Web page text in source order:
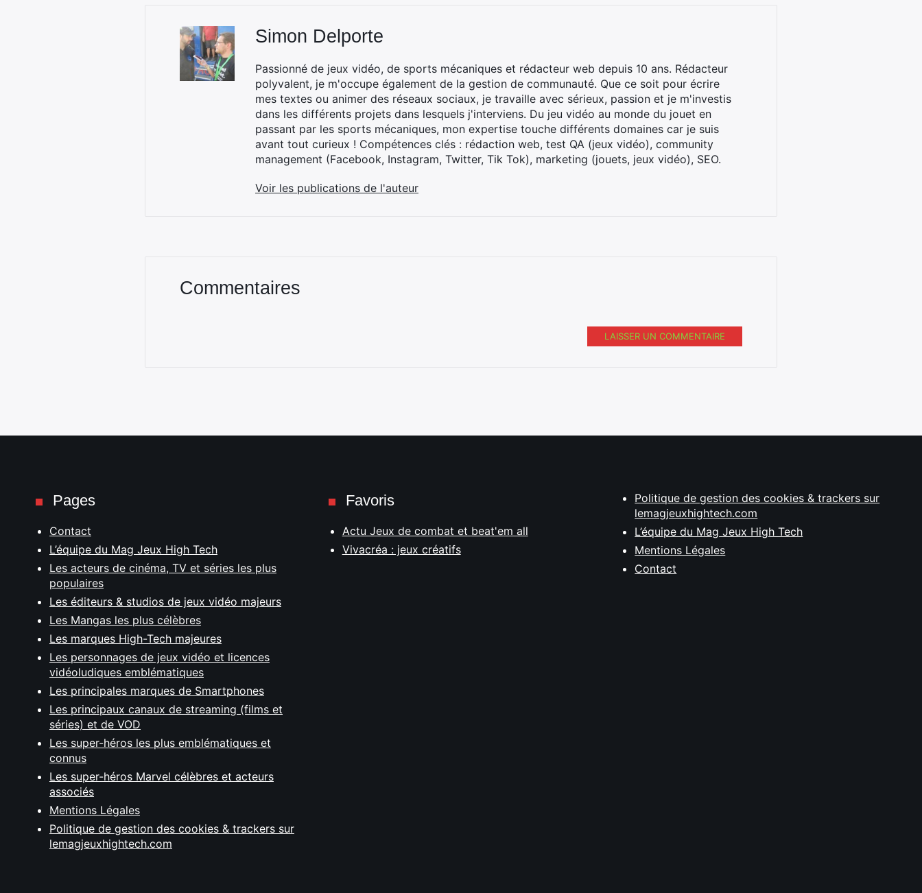
Simon Delporte
Passionné de jeux vidéo, de sports mécaniques et rédacteur web depuis 10 ans. Rédacteur
polyvalent, je m'occupe également de la gestion de communauté. Que ce soit pour écrire
mes textes ou animer des réseaux sociaux, je travaille avec sérieux, passion et je m'investis
dans les différents projets dans lesquels j'interviens. Du jeu vidéo au monde du jouet en
passant par les sports mécaniques, mon expertise touche différents domaines car je suis
avant tout curieux ! Compétences clés : rédaction web, test QA (jeux vidéo), community
management (Facebook, Instagram, Twitter, Tik Tok), marketing (jouets, jeux vidéo), SEO.
Voir les publications de l'auteur
Commentaires
LAISSER UN COMMENTAIRE
Pages
Contact
L’équipe du Mag Jeux High Tech
Les acteurs de cinéma, TV et séries les plus
populaires
Les éditeurs & studios de jeux vidéo majeurs
Les Mangas les plus célèbres
Les marques High-Tech majeures
Les personnages de jeux vidéo et licences
vidéoludiques emblématiques
Les principales marques de Smartphones
Les principaux canaux de streaming (films et
séries) et de VOD
Les super-héros les plus emblématiques et
connus
Les super-héros Marvel célèbres et acteurs
associés
Mentions Légales
Politique de gestion des cookies & trackers sur
lemagjeuxhightech.com
Favoris
Actu Jeux de combat et beat'em all
Vivacréa : jeux créatifs
Politique de gestion des cookies & trackers sur
lemagjeuxhightech.com
L’équipe du Mag Jeux High Tech
Mentions Légales
Contact